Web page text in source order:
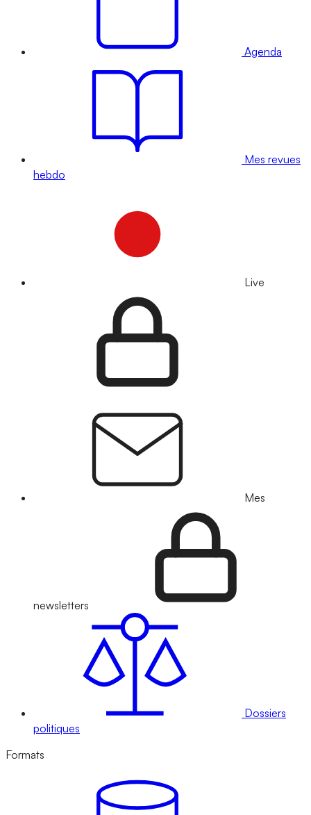
Agenda
Mes revues
hebdo
Live
Mes
newsletters
Dossiers
politiques
Formats